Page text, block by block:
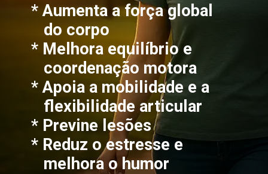
* Aumenta a força global
do corpo
* Melhora equilíbrio e
coordenação motora
* Apoia a mobilidade e a
flexibilidade articular
* Previne lesões
* Reduz o estresse e
melhora o humor